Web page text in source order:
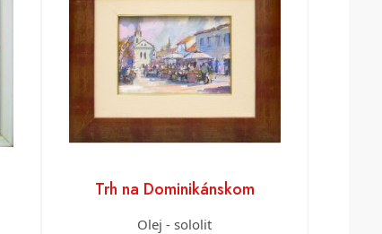
Trh na Dominikánskom
Olej - sololit